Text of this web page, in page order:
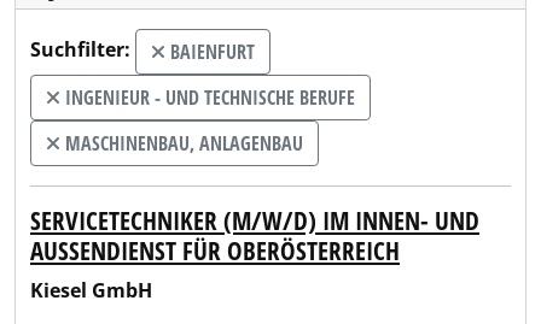
Suchfilter:
BAIENFURT
INGENIEUR - UND TECHNISCHE BERUFE
MASCHINENBAU, ANLAGENBAU
SERVICETECHNIKER (M/W/D) IM INNEN- UND
AUSSENDIENST FÜR OBERÖSTERREICH
Kiesel GmbH